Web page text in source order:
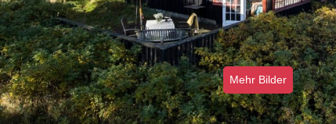
Mehr Bilder